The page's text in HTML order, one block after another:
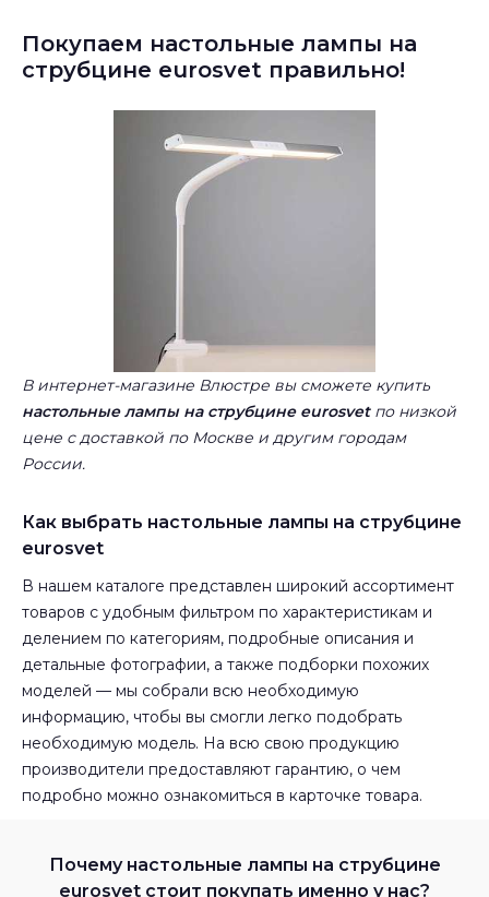
Покупаем настольные лампы на
струбцине eurosvet правильно!
В интернет-магазине Влюстре вы сможете купить
настольные лампы на струбцине eurosvetпо низкой
цене с доставкой по Москве и другим городам
России.
Как выбрать настольные лампы на струбцине
eurosvet
В нашем каталоге представлен широкий ассортимент
товаров с удобным фильтром по характеристикам и
делением по категориям, подробные описания и
детальные фотографии, а также подборки похожих
моделей — мы собрали всю необходимую
информацию, чтобы вы смогли легко подобрать
необходимую модель. На всю свою продукцию
производители предоставляют гарантию, о чем
подробно можно ознакомиться в карточке товара.
Почему настольные лампы на струбцине
eurosvet стоит покупать именно у нас?